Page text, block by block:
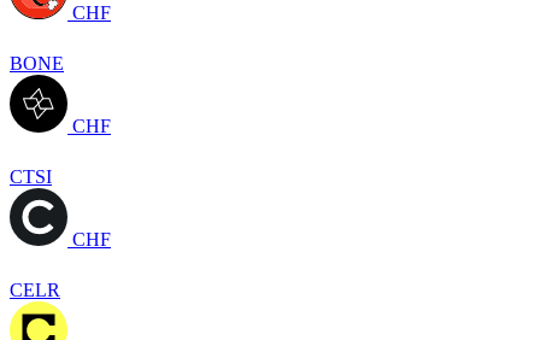
CHF
BONE
CHF
CTSI
CHF
CELR